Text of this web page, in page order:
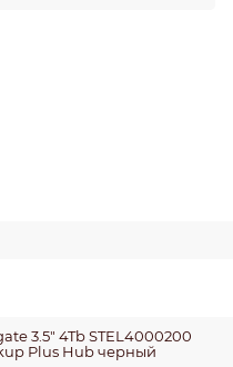
3.5" 4Tb STEL4000200
Plus Hub черный